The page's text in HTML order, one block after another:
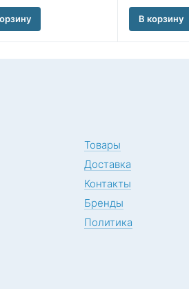
В корзину
Товары
Доставка
Контакты
Бренды
Политика